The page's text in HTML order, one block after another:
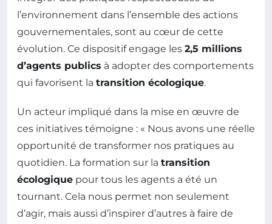
l’environnement dans l’ensemble des actions
gouvernementales, sont au cœur de cette
évolution. Ce dispositif engage les 2,5 millions
d’agents publics à adopter des comportements
qui favorisent la transition écologique.
Un acteur impliqué dans la mise en œuvre de
ces initiatives témoigne : « Nous avons une réelle
opportunité de transformer nos pratiques au
quotidien. La formation sur la transition
écologique pour tous les agents a été un
tournant. Cela nous permet non seulement
d’agir, mais aussi d’inspirer d’autres à faire de